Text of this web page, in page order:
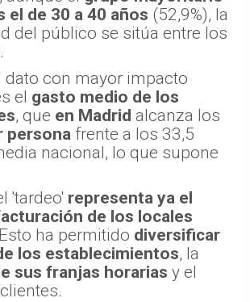
el de 30 a 40 años (52,9%), la
del público se sitúa entre los
con mayor impacto
el gasto medio de los
, que en Madrid alcanza los
persona frente a los 33,5
nacional, lo que supone
'tardeo' representa ya el
de los locales
ha permitido diversificar
los establecimientos, la
sus franjas horarias y el